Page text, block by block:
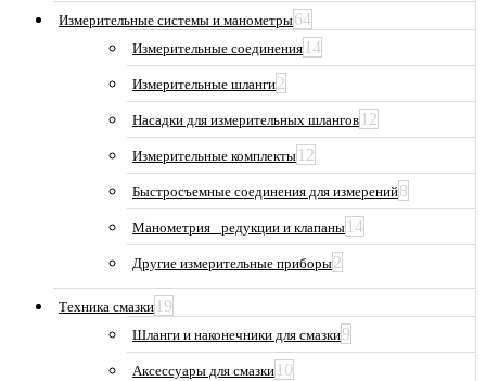
Измерительные системы и манометры64
Измерительные соединения 14
Измерительные шланги2
Насадки для измерительных шлангов 12
Измерительные комплекты 12
Быстросъемные соединения для измерений8
Манометрия_ редукции и клапаны 14
Другие измерительные приборы2
Техника смазки 19
Шланги и наконечники для смазки9
Аксессуары для смазки 10